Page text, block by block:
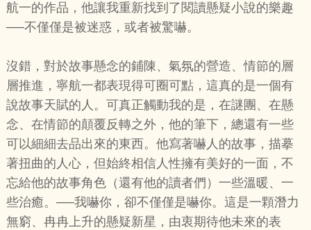
航一的作品，他讓我重新找到了閱讀懸疑小說的樂趣
──不僅僅是被迷惑，或者被驚嚇。
沒錯，對於故事懸念的鋪陳、氣氛的營造、情節的層
層推進，寧航一都表現得可圈可點，這真的是一個有
說故事天賦的人。可真正觸動我的是，在謎團、在懸
念、在情節的顛覆反轉之外，他的筆下，總還有一些
可以細細去品出來的東西。他寫著嚇人的故事，描摹
著扭曲的人心，但始終相信人性擁有美好的一面，不
忘給他的故事角色（還有他的讀者們）一些溫暖、一
些治癒。──我嚇你，卻不僅僅是嚇你。這是一顆潛力
無窮、冉冉上升的懸疑新星，由衷期待他未來的表